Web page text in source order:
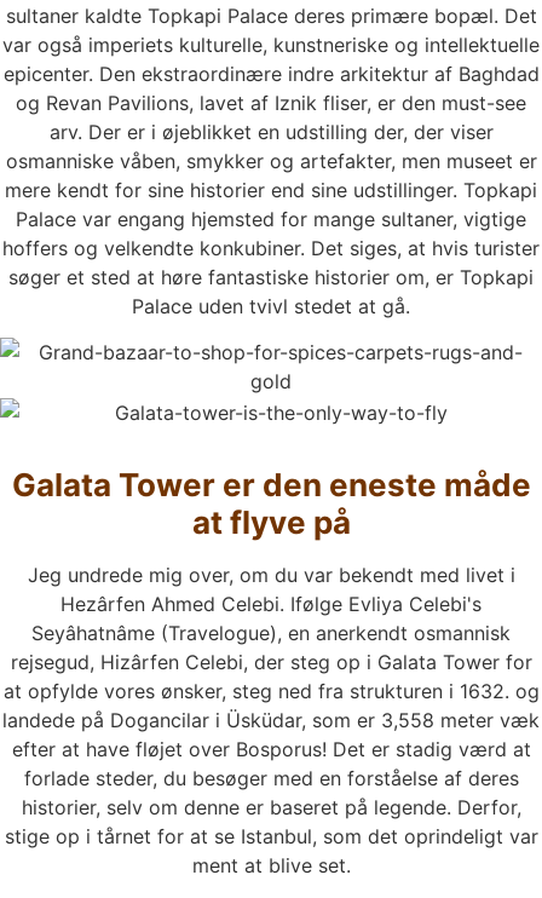
sultaner kaldte Topkapi Palace deres primære bopæl. Det
var også imperiets kulturelle, kunstneriske og intellektuelle
epicenter. Den ekstraordinære indre arkitektur af Baghdad
og Revan Pavilions, lavet af Iznik fliser, er den must-see
arv. Der er i øjeblikket en udstilling der, der viser
osmanniske våben, smykker og artefakter, men museet er
mere kendt for sine historier end sine udstillinger. Topkapi
Palace var engang hjemsted for mange sultaner, vigtige
hoffers og velkendte konkubiner. Det siges, at hvis turister
søger et sted at høre fantastiske historier om, er Topkapi
Palace uden tvivl stedet at gå.
Galata Tower er den eneste måde
at flyve på
Jeg undrede mig over, om du var bekendt med livet i
Hezârfen Ahmed Celebi. Ifølge Evliya Celebi's
Seyâhatnâme (Travelogue), en anerkendt osmannisk
rejsegud, Hizârfen Celebi, der steg op i Galata Tower for
at opfylde vores ønsker, steg ned fra strukturen i 1632. og
landede på Dogancilar i Üsküdar, som er 3,558 meter væk
efter at have fløjet over Bosporus! Det er stadig værd at
forlade steder, du besøger med en forståelse af deres
historier, selv om denne er baseret på legende. Derfor,
stige op i tårnet for at se Istanbul, som det oprindeligt var
ment at blive set.